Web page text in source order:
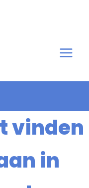
vinden
in